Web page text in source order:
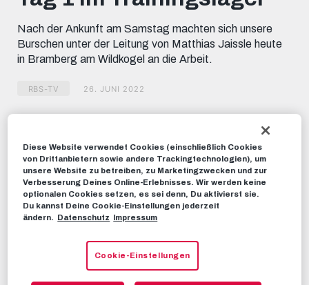
minutes,
seconds
Nach der Ankunft am Samstag machten sich unsere
Burschen unter der Leitung von Matthias Jaissle heute
in Bramberg am Wildkogel an die Arbeit.
RBS-TV 26. JUNI 2022
Tweet
EMPFOHLENE VIDEOS
RBS-TV
INSIDE TRAININGSLAGER Teil 1 |
26. JUNI 2022
Diese Website verwendet Cookies (einschließlich Cookies
von Drittanbietern sowie andere Trackingtechnologien), um
unsere Website zu betreiben, zu Marketingzwecken und zur
Verbesserung Deines Online-Erlebnisses. Wir werden keine
optionalen Cookies setzen, es sei denn, Du aktivierst sie.
Du kannst Deine Cookie-Einstellungen jederzeit
ändern. Datenschutz Impressum
Cookie-Einstellungen